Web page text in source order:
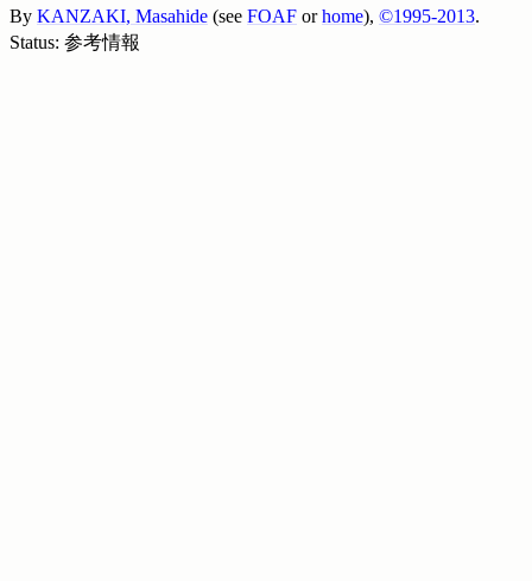
By KANZAKI, Masahide (see FOAF orhome), ©1995-2013.
Status: 参考情報